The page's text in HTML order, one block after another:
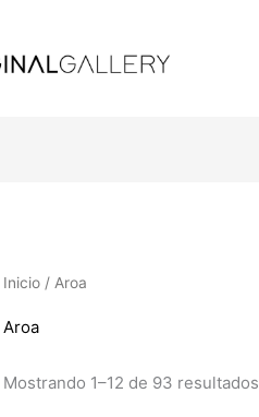
Inicio / Aroa
Aroa
Mostrando 1–12 de 93 resultados